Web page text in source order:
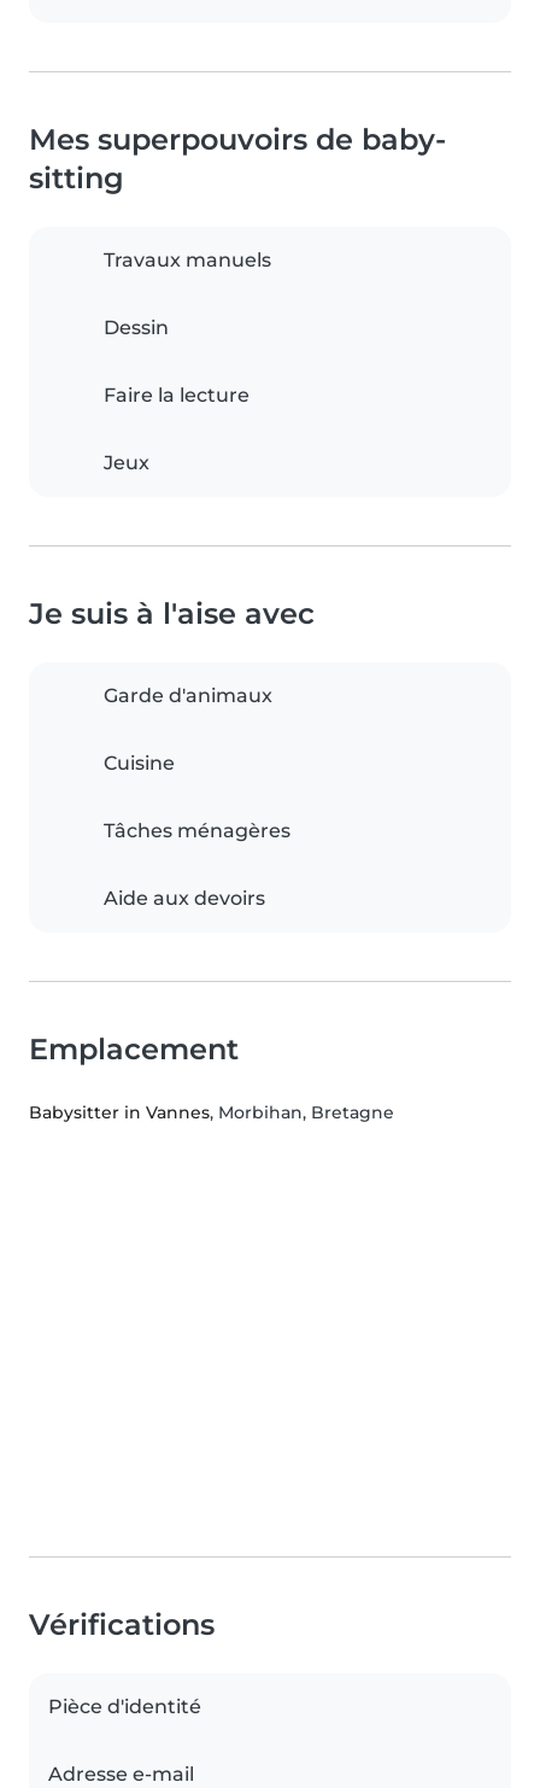
Mes superpouvoirs de baby-
sitting
Travaux manuels
Dessin
Faire la lecture
Jeux
Je suis à l'aise avec
Garde d'animaux
Cuisine
Tâches ménagères
Aide aux devoirs
Emplacement
Babysitter in Vannes, Morbihan, Bretagne
Vérifications
Pièce d'identité
Adresse e-mail